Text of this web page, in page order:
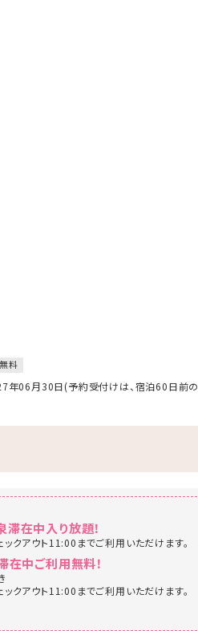
料
年06月30日(予約受付けは、宿泊60日前
在中入り放題！
クアウト11:00までご利用いただけます。
在中ご利用無料！
クアウト11:00までご利用いただけます。